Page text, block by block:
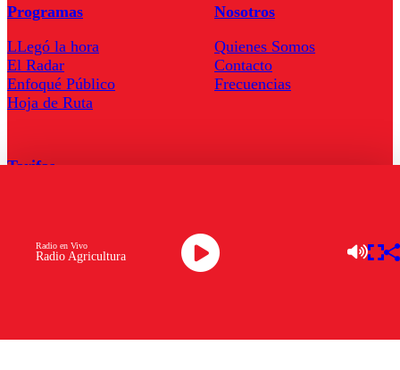
Radio Agricultura
Radio en Vivo
Programas
LLegó la hora
El Radar
Enfoqué Público
Hoja de Ruta
Nosotros
Quienes Somos
Contacto
Frecuencias
Tarifas
Descarga la APP